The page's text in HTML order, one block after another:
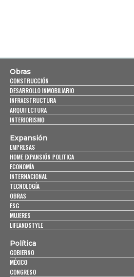
Obras
CONSTRUCCIÓN
DESARROLLO INMOBILIARIO
INFRAESTRUCTURA
ARQUITECTURA
INTERIORISMO
Expansión
EMPRESAS
HOME EXPANSIÓN POLITICA
ECONOMÍA
INTERNACIONAL
TECNOLOGÍA
OBRAS
ESG
MUJERES
LIFEANDSTYLE
Política
GOBIERNO
MÉXICO
CONGRESO